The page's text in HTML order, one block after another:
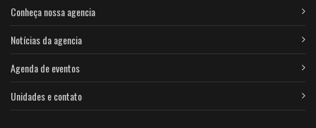
Conheça nossa agencia
Notícias da agencia
Agenda de eventos
Unidades e contato